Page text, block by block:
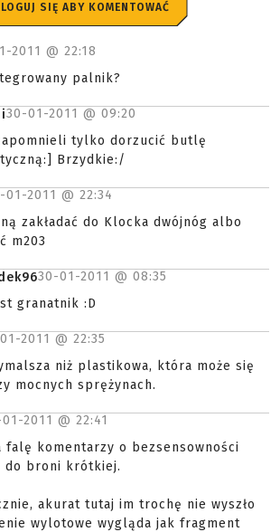
SIĘ ABY KOMENTOWAĆ
2011 @ 22:18
palnik?
30-01-2011 @ 09:20
tylko dorzucić butlę
Brzydkie:/
01-2011 @ 22:34
zakładać do Klocka dwójnóg albo
m203
30-01-2011 @ 08:35
granatnik :D
2011 @ 22:35
niż plastikowa, która może się
mocnych sprężynach.
2011 @ 22:41
falę komentarzy o bezsensowności
do broni krótkiej.
akurat tutaj im trochę nie wyszło
wylotowe wygląda jak fragment